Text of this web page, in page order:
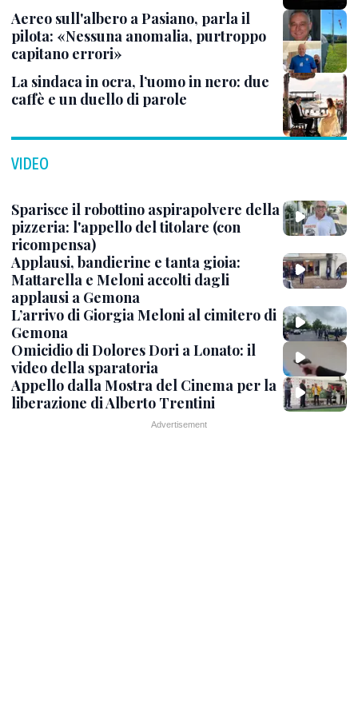
Aereo sull'albero a Pasiano, parla il
pilota: «Nessuna anomalia, purtroppo
capitano errori»
La sindaca in ocra, l’uomo in nero: due
caffè e un duello di parole
VIDEO
Sparisce il robottino aspirapolvere della
pizzeria: l'appello del titolare (con
ricompensa)
Applausi, bandierine e tanta gioia:
Mattarella e Meloni accolti dagli
applausi a Gemona
L’arrivo di Giorgia Meloni al cimitero di
Gemona
Omicidio di Dolores Dori a Lonato: il
video della sparatoria
Appello dalla Mostra del Cinema per la
liberazione di Alberto Trentini